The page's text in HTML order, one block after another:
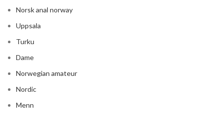
Norsk anal norway
Uppsala
Turku
Dame
Norwegian amateur
Nordic
Menn